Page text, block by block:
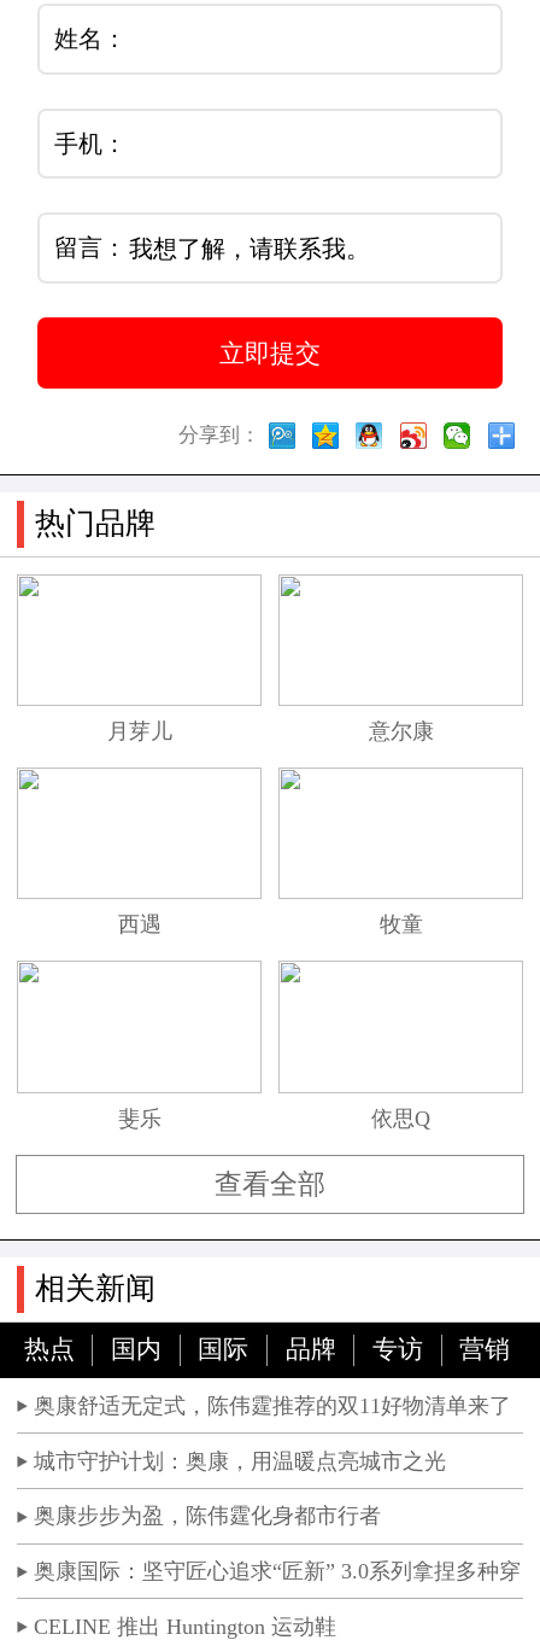
姓名：
手机：
留言：
分享到：
热门品牌
月芽儿 意尔康
西遇 牧童
斐乐 依思Q
查看全部
相关新闻
热点 国内 国际 品牌 专访 营销
奥康舒适无定式，陈伟霆推荐的双11好物清单来了
城市守护计划：奥康，用温暖点亮城市之光
奥康步步为盈，陈伟霆化身都市行者
奥康国际：坚守匠心追求“匠新” 3.0系列拿捏多种穿
着场景
CELINE 推出 Huntington 运动鞋